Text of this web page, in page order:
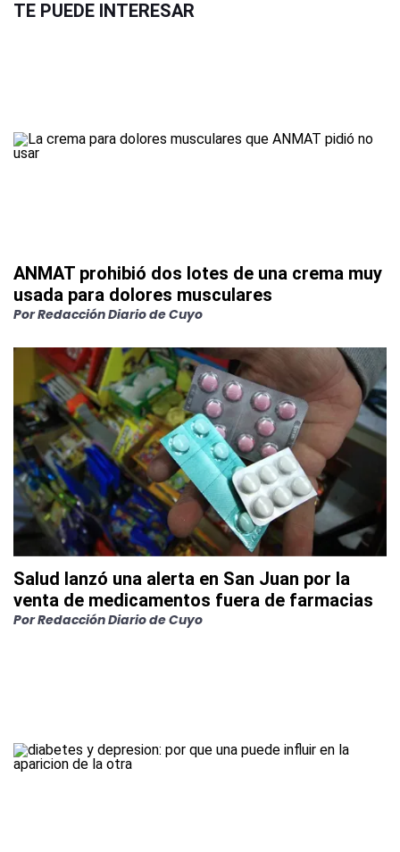
TE PUEDE INTERESAR
ANMAT prohibió dos lotes de una crema muy
usada para dolores musculares
PorRedacción Diario de Cuyo
Salud lanzó una alerta en San Juan por la
venta de medicamentos fuera de farmacias
PorRedacción Diario de Cuyo